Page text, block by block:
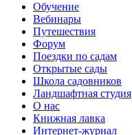
Обучение
Вебинары
Путешествия
Форум
Поездки по садам
Открытые сады
Школа садовников
Ландшафтная студия
О нас
Книжная лавка
Интернет-журнал